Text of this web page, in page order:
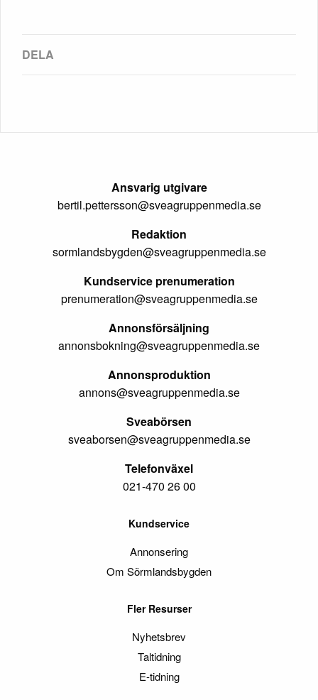
Ansvarig utgivare
bertil.pettersson@sveagruppenmedia.se
Redaktion
sormlandsbygden@sveagruppenmedia.se
Kundservice prenumeration
prenumeration@sveagruppenmedia.se
Annonsförsäljning
annonsbokning@sveagruppenmedia.se
Annonsproduktion
annons@sveagruppenmedia.se
Sveabörsen
sveaborsen@sveagruppenmedia.se
Telefonväxel
021-470 26 00
Kundservice
Annonsering
Om Sörmlandsbygden
Fler Resurser
Nyhetsbrev
Taltidning
E-tidning